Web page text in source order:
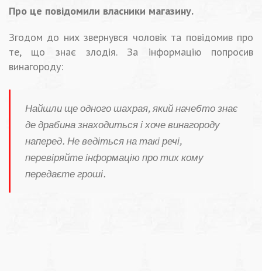
Про це повідомили власники магазину.
Згодом до них звернувся чоловік та повідомив про
те, що знає злодія. За інформацію попросив
винагороду:
Найшли ще одного шахрая, який начебто знає
де драбина знаходиться і хоче винагороду
наперед. Не ведіться на такі речі,
перевіряйте інформацію про тих кому
передаєте гроші.